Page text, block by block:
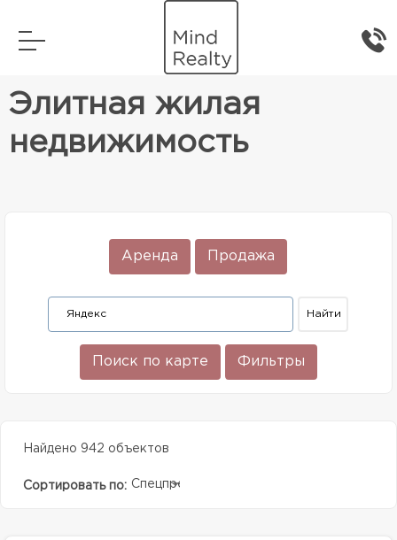
Элитная жилая недвижимость
Элитная жилая
недвижимость
Аренда Продажа
Поиск по карте Фильтры
Найдено 942 объектов
Сортировать по: Спецпредолжение